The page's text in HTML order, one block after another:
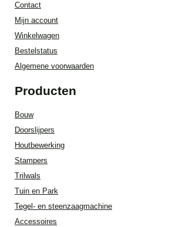
Contact
Mijn account
Winkelwagen
Bestelstatus
Algemene voorwaarden
Producten
Bouw
Doorslijpers
Houtbewerking
Stampers
Trilwals
Tuin en Park
Tegel- en steenzaagmachine
Accessoires